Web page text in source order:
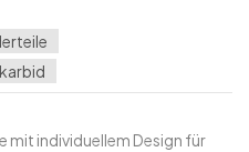
individuellem Design für